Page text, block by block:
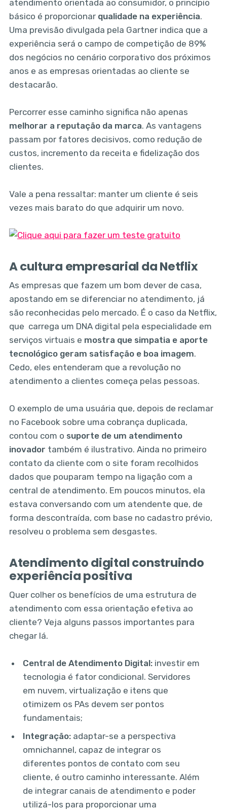
atendimento orientada ao consumidor, o princípio
básico é proporcionar qualidade na experiência.
Uma previsão divulgada pela Gartner indica que a
experiência será o campo de competição de 89%
dos negócios no cenário corporativo dos próximos
anos e as empresas orientadas ao cliente se
destacarão.
Percorrer esse caminho significa não apenas
melhorar a reputação da marca. As vantagens
passam por fatores decisivos, como redução de
custos, incremento da receita e fidelização dos
clientes.
Vale a pena ressaltar: manter um cliente é seis
vezes mais barato do que adquirir um novo.
A cultura empresarial da Netflix
As empresas que fazem um bom dever de casa,
apostando em se diferenciar no atendimento, já
são reconhecidas pelo mercado. É o caso da Netflix,
que carrega um DNA digital pela especialidade em
serviços virtuais e mostra que simpatia e aporte
tecnológico geram satisfação e boa imagem.
Cedo, eles entenderam que a revolução no
atendimento a clientes começa pelas pessoas.
O exemplo de uma usuária que, depois de reclamar
no Facebook sobre uma cobrança duplicada,
contou com o suporte de um atendimento
inovador também é ilustrativo. Ainda no primeiro
contato da cliente com o site foram recolhidos
dados que pouparam tempo na ligação com a
central de atendimento. Em poucos minutos, ela
estava conversando com um atendente que, de
forma descontraída, com base no cadastro prévio,
resolveu o problema sem desgastes.
Atendimento digital construindo
experiência positiva
Quer colher os benefícios de uma estrutura de
atendimento com essa orientação efetiva ao
cliente? Veja alguns passos importantes para
chegar lá.
Central de Atendimento Digital: investir em
tecnologia é fator condicional. Servidores
em nuvem, virtualização e itens que
otimizem os PAs devem ser pontos
fundamentais;
Integração: adaptar-se a perspectiva
omnichannel, capaz de integrar os
diferentes pontos de contato com seu
cliente, é outro caminho interessante. Além
de integrar canais de atendimento e poder
utilizá-los para proporcionar uma